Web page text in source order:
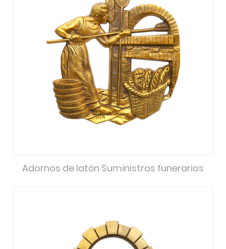
Adornos de latón Suministros funerarios